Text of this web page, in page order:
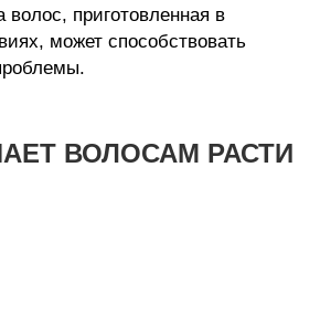
волос, приготовленная в
может способствовать
ВОЛОСАМ РАСТИ